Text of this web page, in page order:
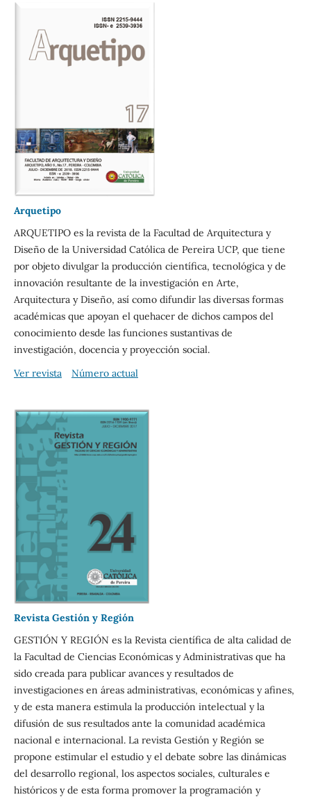
Arquetipo
ARQUETIPO es la revista de la Facultad de Arquitectura y
Diseño de la Universidad Católica de Pereira UCP, que tiene
por objeto divulgar la producción científica, tecnológica y de
innovación resultante de la investigación en Arte,
Arquitectura y Diseño, así como difundir las diversas formas
académicas que apoyan el quehacer de dichos campos del
conocimiento desde las funciones sustantivas de
investigación, docencia y proyección social.
Ver revista
Número actual
Revista Gestión y Región
GESTIÓN Y REGIÓN es la Revista científica de alta calidad de
la Facultad de Ciencias Económicas y Administrativas que ha
sido creada para publicar avances y resultados de
investigaciones en áreas administrativas, económicas y afines,
y de esta manera estimula la producción intelectual y la
difusión de sus resultados ante la comunidad académica
nacional e internacional. La revista Gestión y Región se
propone estimular el estudio y el debate sobre las dinámicas
del desarrollo regional, los aspectos sociales, culturales e
históricos y de esta forma promover la programación y